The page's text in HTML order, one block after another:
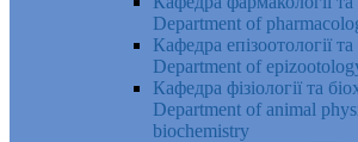
Department of
Кафедра епізоотології та
Department of
Кафедра фізіології та
Department of animal
biochemistry